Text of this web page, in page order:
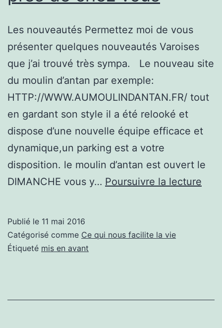
Les nouveautés Permettez moi de vous
présenter quelques nouveautés Varoises
que j’ai trouvé très sympa. Le nouveau site
du moulin d’antan par exemple:
HTTP://WWW.AUMOULINDANTAN.FR/ tout
en gardant son style il a été relooké et
dispose d’une nouvelle équipe efficace et
dynamique,un parking est a votre
disposition. le moulin d’antan est ouvert le
DIMANCHE vous y… Poursuivre la lecture
Publié le 11 mai 2016
Catégorisé comme Ce qui nous facilite la vie
Étiqueté mis en avant